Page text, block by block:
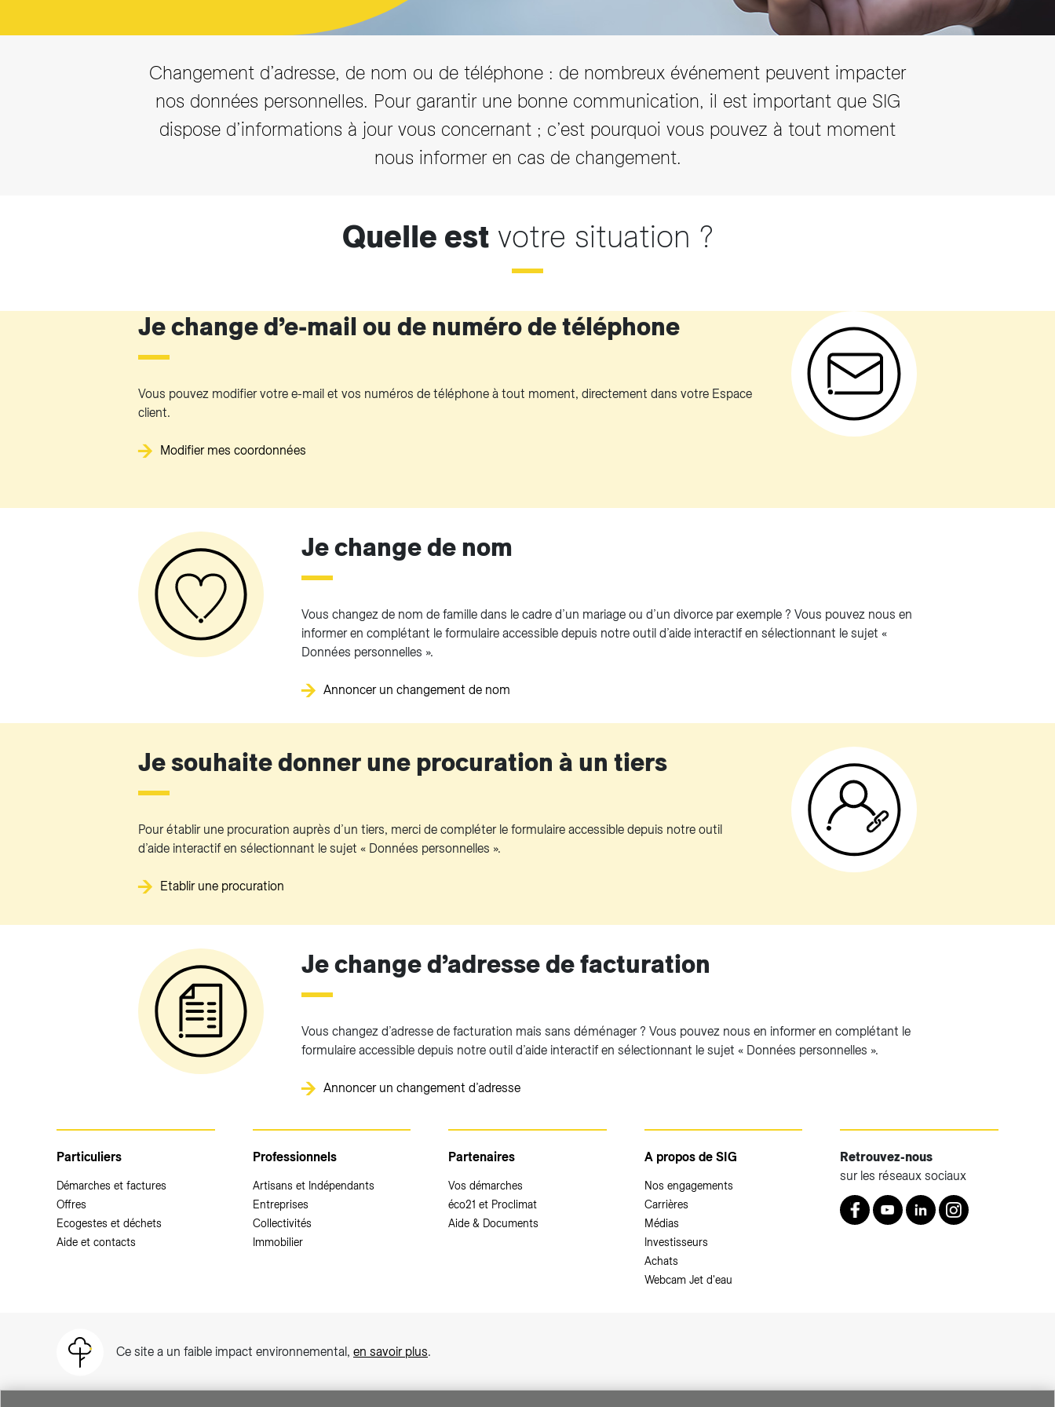
Tarifs et règlements
Changement d’adresse, de nom ou de téléphone : de nombreux événement peuvent impacter
nos données personnelles. Pour garantir une bonne communication, il est important que SIG
dispose d’informations à jour vous concernant ; c’est pourquoi vous pouvez à tout moment
nous informer en cas de changement.
Quelle estvotre situation ?
Je change d’e-mail ou de numéro de téléphone
Vous pouvez modifier votre e-mail et vos numéros de téléphone à tout moment, directement dans votre Espace
client.
Modifier mes coordonnées
Je change de nom
Vous changez de nom de famille dans le cadre d’un mariage ou d’un divorce par exemple ? Vous pouvez nous en
informer en complétant le formulaire accessible depuis notre outil d’aide interactif en sélectionnant le sujet «
Données personnelles ».
Annoncer un changement de nom
Je souhaite donner une procuration à un tiers
Pour établir une procuration auprès d’un tiers, merci de compléter le formulaire accessible depuis notre outil
d’aide interactif en sélectionnant le sujet « Données personnelles ».
Etablir une procuration
Je change d’adresse de facturation
Vous changez d’adresse de facturation mais sans déménager ? Vous pouvez nous en informer en complétant le
formulaire accessible depuis notre outil d’aide interactif en sélectionnant le sujet « Données personnelles ».
Annoncer un changement d’adresse
Particuliers
Démarches et factures
Offres
Ecogestes et déchets
Aide et contacts
Professionnels
Artisans et Indépendants
Entreprises
Collectivités
Immobilier
Partenaires
Vos démarches
éco21 et Proclimat
Aide & Documents
A propos de SIG
Nos engagements
Carrières
Médias
Investisseurs
Achats
Webcam Jet d'eau
Retrouvez-nous
sur les réseaux sociaux
Retrouvez nous sur Facebook
YoutubeLinkedInInstagram
Ce site a un faible impact environnemental, en savoir plus.